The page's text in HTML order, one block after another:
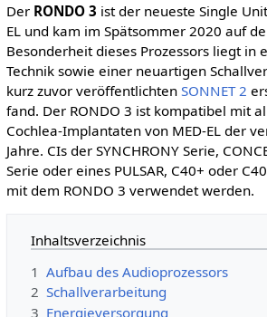
Der RONDO 3 ist der neueste Single
EL und kam im Spätsommer 2020 auf
Besonderheit dieses Prozessors liegt in
Technik sowie einer neuartigen
kurz zuvor veröffentlichten SONNET 2
fand. Der RONDO 3 ist kompatibel mit
Cochlea-Implantaten von MED-EL der
Jahre. CIs der SYNCHRONY Serie,
Serie oder eines PULSAR, C40+ oder
mit dem RONDO 3 verwendet werden.
Inhaltsverzeichnis
1 Aufbau des Audioprozessors
2 Schallverarbeitung
3 Energieversorgung